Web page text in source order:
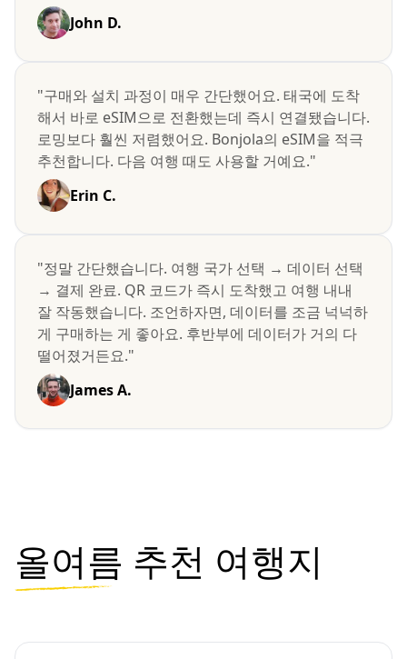
John D.
"구매와 설치 과정이 매우 간단했어요. 태국에 도착
해서 바로 eSIM으로 전환했는데 즉시 연결됐습니다.
로밍보다 훨씬 저렴했어요. Bonjola의 eSIM을 적극
추천합니다. 다음 여행 때도 사용할 거예요."
Erin C.
"정말 간단했습니다. 여행 국가 선택 → 데이터 선택
→ 결제 완료. QR 코드가 즉시 도착했고 여행 내내
잘 작동했습니다. 조언하자면, 데이터를 조금 넉넉하
게 구매하는 게 좋아요. 후반부에 데이터가 거의 다
떨어졌거든요."
James A.
올여름 추천 여행지